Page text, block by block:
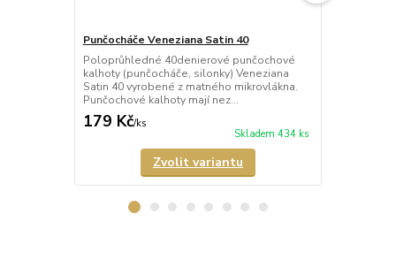
Punčocháče Veneziana Satin 40
Poloprůhledné 40denierové punčochové
kalhoty (punčocháče, silonky) Veneziana
Satin 40 vyrobené z matného mikrovlákna.
Punčochové kalhoty mají nez...
179 Kč/ks
Skladem 434 ks
Zvolit variantu